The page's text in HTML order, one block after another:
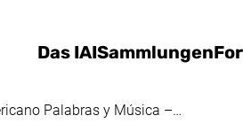
Das IAISammlungen
Palabras y Música –…